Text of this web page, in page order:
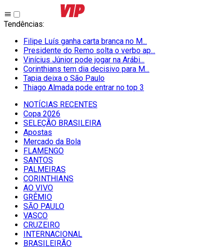
Tendências:
Filipe Luís ganha carta branca no M...
Presidente do Remo solta o verbo ap...
Vinícius Júnior pode jogar na Arábi...
Corinthians tem dia decisivo para M...
Tapia deixa o São Paulo
Thiago Almada pode entrar no top 3
NOTÍCIAS RECENTES
Copa 2026
SELEÇÃO BRASILEIRA
Apostas
Mercado da Bola
FLAMENGO
SANTOS
PALMEIRAS
CORINTHIANS
AO VIVO
GRÊMIO
SĀO PAULO
VASCO
CRUZEIRO
INTERNACIONAL
BRASILEIRÃO